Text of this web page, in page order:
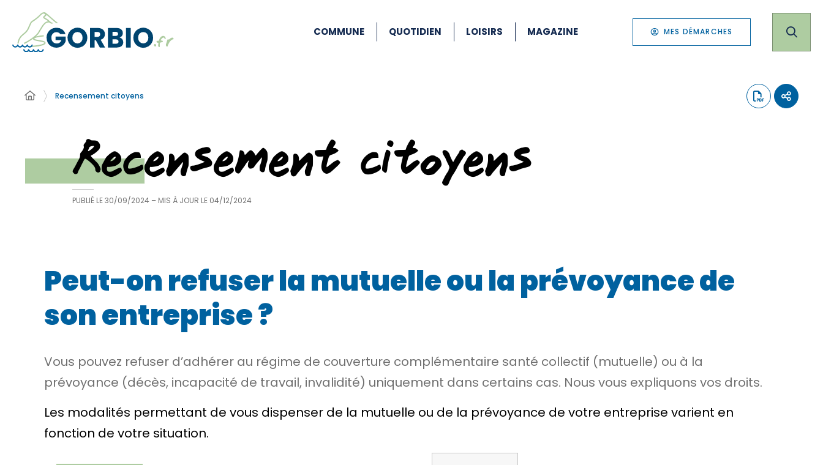
COMMUNE QUOTIDIEN LOISIRS MAGAZINE MES DÉMARCHES
Recensement citoyens
Recensement citoyens
PUBLIÉ LE30/09/2024 – MIS À JOUR LE 04/12/2024
Peut-on refuser la mutuelle ou la prévoyance de
son entreprise ?
Vous pouvez refuser d’adhérer au régime de couverture complémentaire santé collectif (mutuelle) ou à la
prévoyance (décès, incapacité de travail, invalidité) uniquement dans certains cas. Nous vous expliquons vos droits.
Les modalités permettant de vous dispenser de la mutuelle ou de la prévoyance de votre entreprise varient en
fonction de votre situation.